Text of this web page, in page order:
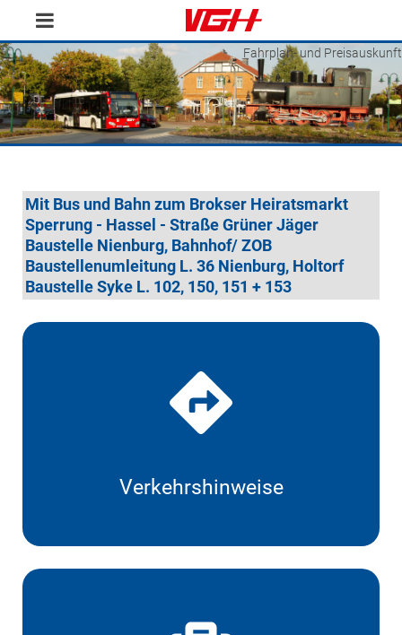
Fahrplan- und Preisauskunft
Mit Bus und Bahn zum Brokser Heiratsmarkt
Sperrung - Hassel - Straße Grüner Jäger
Baustelle Nienburg, Bahnhof/ ZOB
Baustellenumleitung L. 36 Nienburg, Holtorf
Baustelle Syke L. 102, 150, 151 + 153
Verkehrshinweise